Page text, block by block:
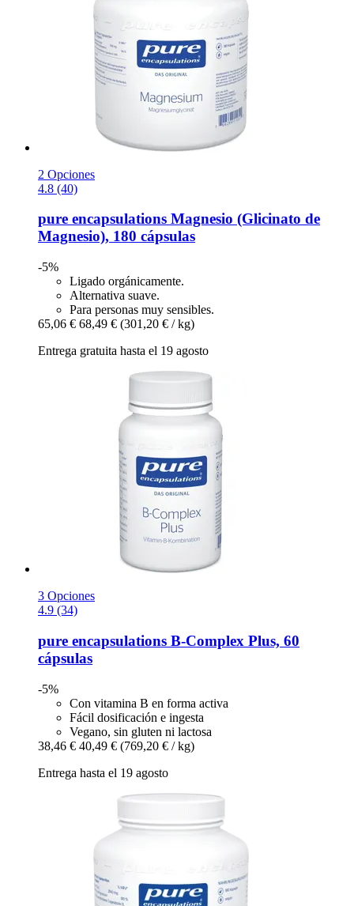
2 Opciones
4.8 (40)
pure encapsulations Magnesio (Glicinato de
Magnesio), 180 cápsulas
-5%
Ligado orgánicamente.
Alternativa suave.
Para personas muy sensibles.
65,06 € 68,49 € (301,20 € / kg)
Entrega gratuita hasta el 19 agosto
3 Opciones
4.9 (34)
pure encapsulations B-​Complex Plus, 60
cápsulas
-5%
Con vitamina B en forma activa
Fácil dosificación e ingesta
Vegano, sin gluten ni lactosa
38,46 € 40,49 € (769,20 € / kg)
Entrega hasta el 19 agosto